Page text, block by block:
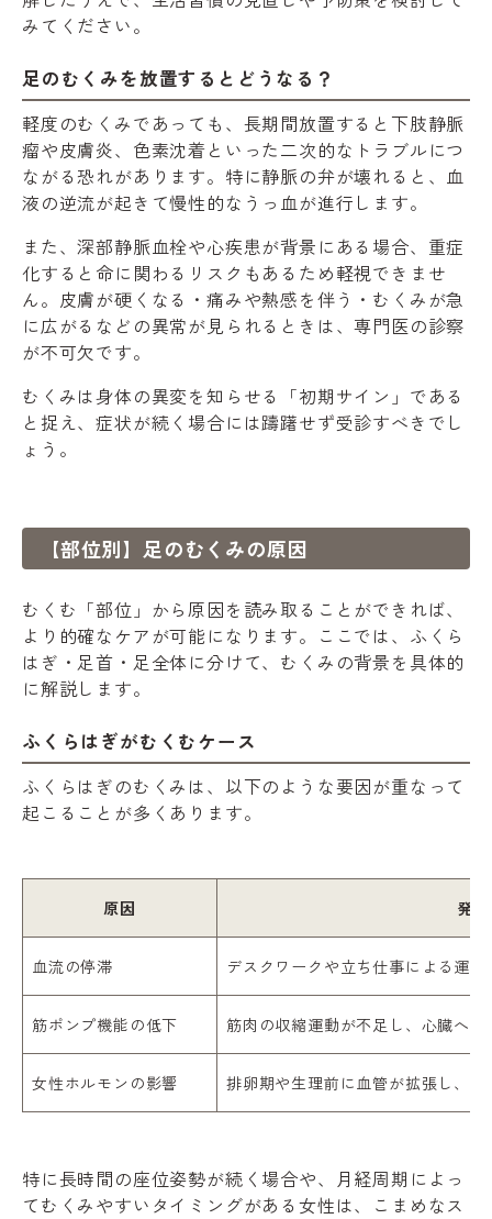
みてください。
足のむくみを放置するとどうなる？
軽度のむくみであっても、長期間放置すると下肢静脈
瘤や皮膚炎、色素沈着といった二次的なトラブルにつ
ながる恐れがあります。特に静脈の弁が壊れると、血
液の逆流が起きて慢性的なうっ血が進行します。
また、深部静脈血栓や心疾患が背景にある場合、重症
化すると命に関わるリスクもあるため軽視できませ
ん。皮膚が硬くなる・痛みや熱感を伴う・むくみが急
に広がるなどの異常が見られるときは、専門医の診察
が不可欠です。
むくみは身体の異変を知らせる「初期サイン」である
と捉え、症状が続く場合には躊躇せず受診すべきでし
ょう。
【部位別】足のむくみの原因
むくむ「部位」から原因を読み取ることができれば、
より的確なケアが可能になります。ここでは、ふくら
はぎ・足首・足全体に分けて、むくみの背景を具体的
に解説します。
ふくらはぎがむくむケース
ふくらはぎのむくみは、以下のような要因が重なって
起こることが多くあります。
原因 発
血流の停滞 デスクワークや立ち仕事による運
筋ポンプ機能の低下 筋肉の収縮運動が不足し、心臓へ
女性ホルモンの影響 排卵期や生理前に血管が拡張し、
特に長時間の座位姿勢が続く場合や、月経周期によっ
てむくみやすいタイミングがある女性は、こまめなス